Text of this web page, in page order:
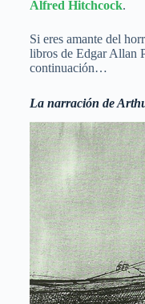
Alfred Hitchcock.
Si eres amante del
libros de Edgar Allan
continuación…
La narración de